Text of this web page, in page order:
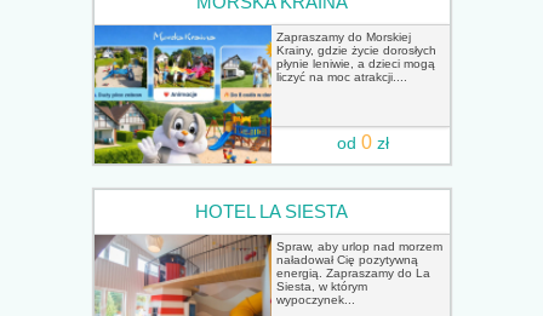
Zapraszamy do Morskiej
Krainy, gdzie życie dorosłych
płynie leniwie, a dzieci mogą
liczyć na moc atrakcji....
od0 zł
HOTEL LA SIESTA
Spraw, aby urlop nad morzem
naładował Cię pozytywną
energią. Zapraszamy do La
Siesta, w którym
wypoczynek...